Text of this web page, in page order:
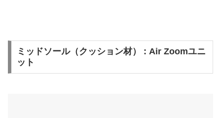
ミッドソール（クッション材） : Air Zoomユニ
ット